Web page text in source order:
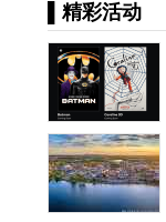
▌精彩活动